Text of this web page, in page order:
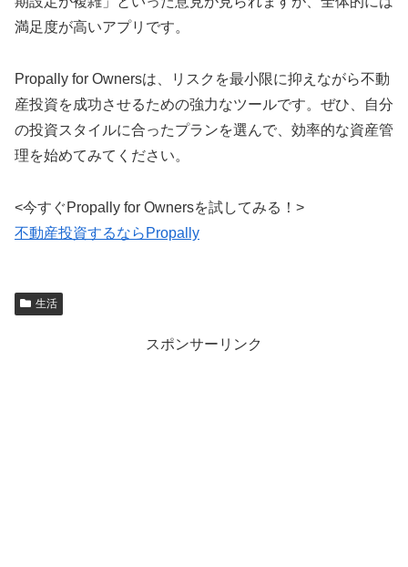
満足度が高いアプリです。
Propally for Ownersは、リスクを最小限に抑えながら不動
産投資を成功させるための強力なツールです。ぜひ、自分
の投資スタイルに合ったプランを選んで、効率的な資産管
理を始めてみてください。
<今すぐPropally for Ownersを試してみる！>
不動産投資するならPropally
生活
スポンサーリンク